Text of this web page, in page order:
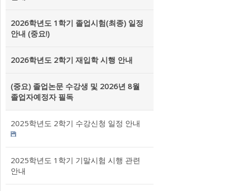
2026학년도 1학기 졸업시험(최종) 일정
안내 (중요!)
2026학년도 2학기 재입학 시행 안내
(중요) 졸업논문 수강생 및 2026년 8월
졸업자예정자 필독
2025학년도 2학기 수강신청 일정 안내
2025학년도 1학기 기말시험 시행 관련
안내